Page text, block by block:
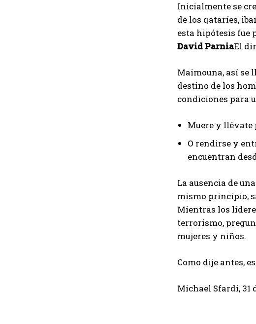
Inicialmente se
de los qataríes,
esta hipótesis fue
David ParniaEl
Maimouna, así se
destino de los
condiciones para
Muere y llévate
O rendirse y
encuentran
La ausencia de
mismo principio,
Mientras los
terrorismo,
mujeres y niños.
Como dije antes,
Michael Sfardi, 31